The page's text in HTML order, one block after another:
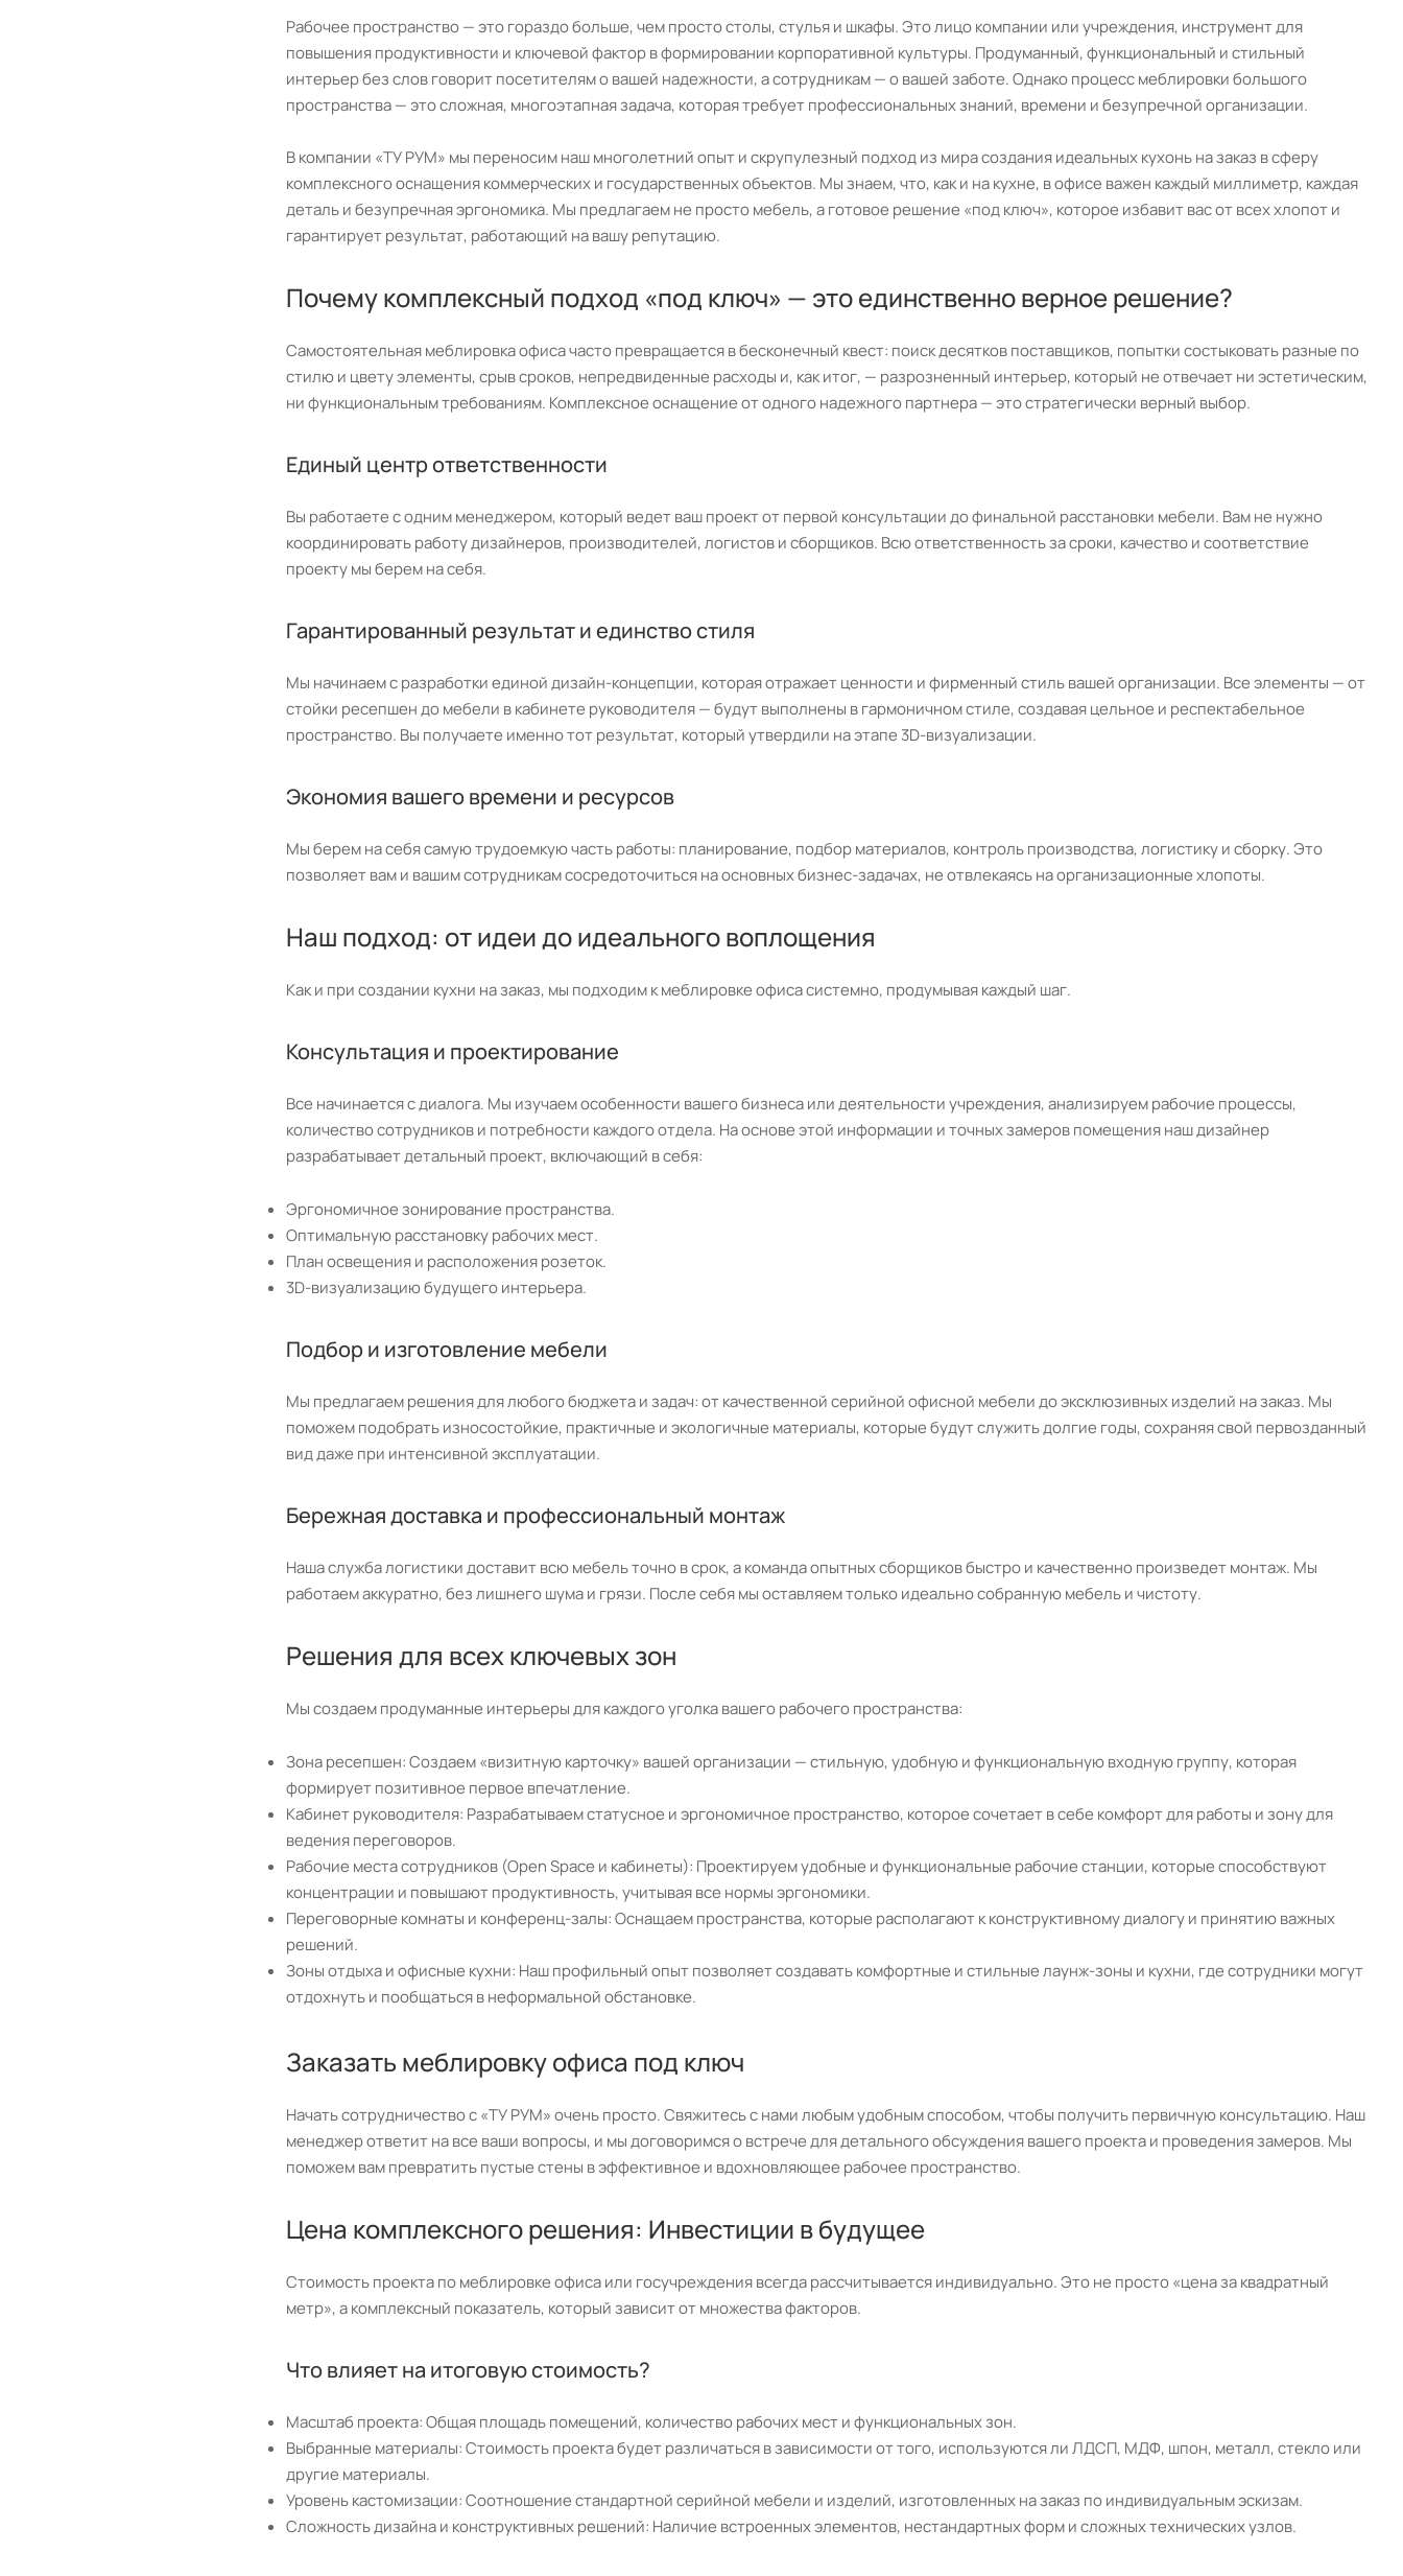
Рабочее пространство — это гораздо больше, чем просто столы, стулья и шкафы. Это лицо компании или учреждения, инструмент для
повышения продуктивности и ключевой фактор в формировании корпоративной культуры. Продуманный, функциональный и стильный
интерьер без слов говорит посетителям о вашей надежности, а сотрудникам — о вашей заботе. Однако процесс меблировки большого
пространства — это сложная, многоэтапная задача, которая требует профессиональных знаний, времени и безупречной организации.
В компании «ТУ РУМ» мы переносим наш многолетний опыт и скрупулезный подход из мира создания идеальных кухонь на заказ в сферу
комплексного оснащения коммерческих и государственных объектов. Мы знаем, что, как и на кухне, в офисе важен каждый миллиметр, каждая
деталь и безупречная эргономика. Мы предлагаем не просто мебель, а готовое решение «под ключ», которое избавит вас от всех хлопот и
гарантирует результат, работающий на вашу репутацию.
Почему комплексный подход «под ключ» — это единственно верное решение?
Самостоятельная меблировка офиса часто превращается в бесконечный квест: поиск десятков поставщиков, попытки состыковать разные по
стилю и цвету элементы, срыв сроков, непредвиденные расходы и, как итог, — разрозненный интерьер, который не отвечает ни эстетическим,
ни функциональным требованиям. Комплексное оснащение от одного надежного партнера — это стратегически верный выбор.
Единый центр ответственности
Вы работаете с одним менеджером, который ведет ваш проект от первой консультации до финальной расстановки мебели. Вам не нужно
координировать работу дизайнеров, производителей, логистов и сборщиков. Всю ответственность за сроки, качество и соответствие
проекту мы берем на себя.
Гарантированный результат и единство стиля
Мы начинаем с разработки единой дизайн-концепции, которая отражает ценности и фирменный стиль вашей организации. Все элементы — от
стойки ресепшен до мебели в кабинете руководителя — будут выполнены в гармоничном стиле, создавая цельное и респектабельное
пространство. Вы получаете именно тот результат, который утвердили на этапе 3D-визуализации.
Экономия вашего времени и ресурсов
Мы берем на себя самую трудоемкую часть работы: планирование, подбор материалов, контроль производства, логистику и сборку. Это
позволяет вам и вашим сотрудникам сосредоточиться на основных бизнес-задачах, не отвлекаясь на организационные хлопоты.
Наш подход: от идеи до идеального воплощения
Как и при создании кухни на заказ, мы подходим к меблировке офиса системно, продумывая каждый шаг.
Консультация и проектирование
Все начинается с диалога. Мы изучаем особенности вашего бизнеса или деятельности учреждения, анализируем рабочие процессы,
количество сотрудников и потребности каждого отдела. На основе этой информации и точных замеров помещения наш дизайнер
разрабатывает детальный проект, включающий в себя:
Эргономичное зонирование пространства.
Оптимальную расстановку рабочих мест.
План освещения и расположения розеток.
3D-визуализацию будущего интерьера.
Подбор и изготовление мебели
Мы предлагаем решения для любого бюджета и задач: от качественной серийной офисной мебели до эксклюзивных изделий на заказ. Мы
поможем подобрать износостойкие, практичные и экологичные материалы, которые будут служить долгие годы, сохраняя свой первозданный
вид даже при интенсивной эксплуатации.
Бережная доставка и профессиональный монтаж
Наша служба логистики доставит всю мебель точно в срок, а команда опытных сборщиков быстро и качественно произведет монтаж. Мы
работаем аккуратно, без лишнего шума и грязи. После себя мы оставляем только идеально собранную мебель и чистоту.
Решения для всех ключевых зон
Мы создаем продуманные интерьеры для каждого уголка вашего рабочего пространства:
Зона ресепшен: Создаем «визитную карточку» вашей организации — стильную, удобную и функциональную входную группу, которая
формирует позитивное первое впечатление.
Кабинет руководителя: Разрабатываем статусное и эргономичное пространство, которое сочетает в себе комфорт для работы и зону для
ведения переговоров.
Рабочие места сотрудников (Open Space и кабинеты): Проектируем удобные и функциональные рабочие станции, которые способствуют
концентрации и повышают продуктивность, учитывая все нормы эргономики.
Переговорные комнаты и конференц-залы: Оснащаем пространства, которые располагают к конструктивному диалогу и принятию важных
решений.
Зоны отдыха и офисные кухни: Наш профильный опыт позволяет создавать комфортные и стильные лаунж-зоны и кухни, где сотрудники могут
отдохнуть и пообщаться в неформальной обстановке.
Заказать меблировку офиса под ключ
Начать сотрудничество с «ТУ РУМ» очень просто. Свяжитесь с нами любым удобным способом, чтобы получить первичную консультацию. Наш
менеджер ответит на все ваши вопросы, и мы договоримся о встрече для детального обсуждения вашего проекта и проведения замеров. Мы
поможем вам превратить пустые стены в эффективное и вдохновляющее рабочее пространство.
Цена комплексного решения: Инвестиции в будущее
Стоимость проекта по меблировке офиса или госучреждения всегда рассчитывается индивидуально. Это не просто «цена за квадратный
метр», а комплексный показатель, который зависит от множества факторов.
Что влияет на итоговую стоимость?
Масштаб проекта: Общая площадь помещений, количество рабочих мест и функциональных зон.
Выбранные материалы: Стоимость проекта будет различаться в зависимости от того, используются ли ЛДСП, МДФ, шпон, металл, стекло или
другие материалы.
Уровень кастомизации: Соотношение стандартной серийной мебели и изделий, изготовленных на заказ по индивидуальным эскизам.
Сложность дизайна и конструктивных решений: Наличие встроенных элементов, нестандартных форм и сложных технических узлов.